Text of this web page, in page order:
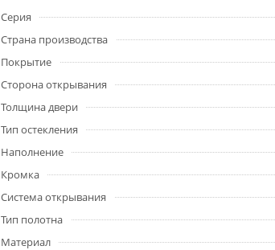
Серия
Страна производства
Покрытие
Сторона открывания
Толщина двери
Тип остекления
Наполнение
Кромка
Система открывания
Тип полотна
Материал